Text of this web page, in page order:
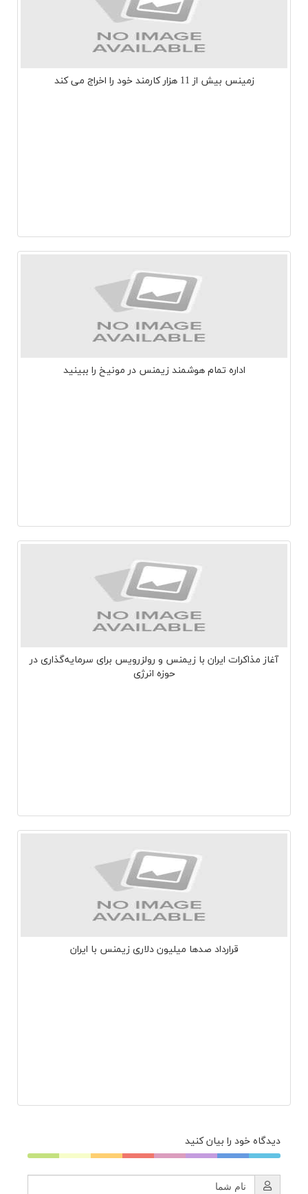
زمینس بیش از 11 هزار کارمند خود را اخراج می کند
اداره تمام هوشمند زیمنس در مونیخ را ببینید
آغاز مذاکرات ایران با زیمنس و رولزرویس برای سرمایه‌گذاری در
حوزه انرژی
قرارداد صدها میلیون دلاری زیمنس با ایران
دیدگاه خود را بیان کنید